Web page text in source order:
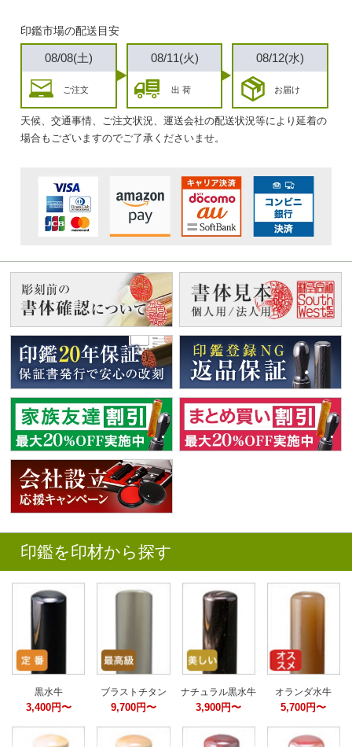
印鑑市場の配送目安
08/08(土)
ご注文
08/11(火)
出 荷
08/12(水)
お届け
天候、交通事情、ご注文状況、運送会社の配送状況等により延着の
場合もございますのでご了承くださいませ。
印鑑を印材から探す
黒水牛
3,400円〜
ブラストチタン
9,700円〜
ナチュラル黒水牛
3,900円〜
オランダ水牛
5,700円〜